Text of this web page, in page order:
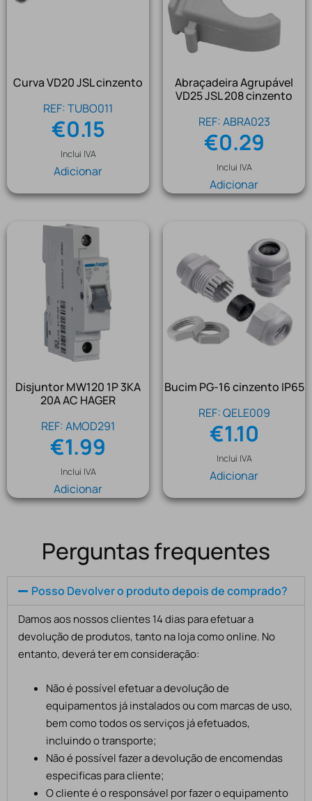
Curva VD20 JSL cinzento
REF: TUBO011
€0.15
Inclui IVA
Adicionar
Abraçadeira Agrupável
VD25 JSL 208 cinzento
REF: ABRA023
€0.29
Inclui IVA
Adicionar
Disjuntor MW120 1P 3KA
20A AC HAGER
REF: AMOD291
€1.99
Inclui IVA
Adicionar
Bucim PG-16 cinzento IP65
REF: QELE009
€1.10
Inclui IVA
Adicionar
Perguntas frequentes
Posso Devolver o produto depois de comprado?
Damos aos nossos clientes 14 dias para efetuar a
devolução de produtos, tanto na loja como online. No
entanto, deverá ter em consideração:
Não é possível efetuar a devolução de
equipamentos já instalados ou com marcas de uso,
bem como todos os serviços já efetuados,
incluindo o transporte;
Não é possível fazer a devolução de encomendas
especificas para cliente;
O cliente é o responsável por fazer o equipamento